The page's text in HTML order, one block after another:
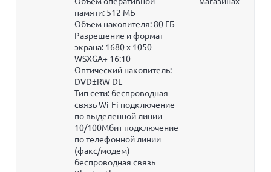
памяти: 512 МБ
Объем накопителя:80 ГБ
Разрешение и формат
экрана: 1680 x 1050
WSXGA+ 16:10
Оптический накопитель:
DVD±RW DL
Тип сети: беспроводная
связь Wi-Fi подключение
по выделенной линии
10/100Мбит подключение
по телефонной линии
(факс/модем)
беспроводная связь